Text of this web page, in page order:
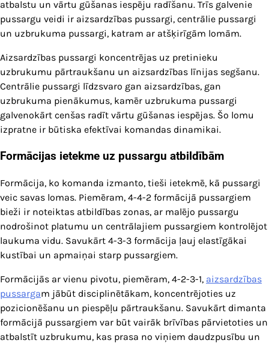
atbalstu un vārtu gūšanas iespēju radīšanu. Trīs galvenie
pussargu veidi ir aizsardzības pussargi, centrālie pussargi
un uzbrukuma pussargi, katram ar atšķirīgām lomām.
Aizsardzības pussargi koncentrējas uz pretinieku
uzbrukumu pārtraukšanu un aizsardzības līnijas segšanu.
Centrālie pussargi līdzsvaro gan aizsardzības, gan
uzbrukuma pienākumus, kamēr uzbrukuma pussargi
galvenokārt cenšas radīt vārtu gūšanas iespējas. Šo lomu
izpratne ir būtiska efektīvai komandas dinamikai.
Formācijas ietekme uz pussargu atbildībām
Formācija, ko komanda izmanto, tieši ietekmē, kā pussargi
veic savas lomas. Piemēram, 4-4-2 formācijā pussargiem
bieži ir noteiktas atbildības zonas, ar malējo pussargu
nodrošinot platumu un centrālajiem pussargiem kontrolējot
laukuma vidu. Savukārt 4-3-3 formācija ļauj elastīgākai
kustībai un apmaiņai starp pussargiem.
Formācijās ar vienu pivotu, piemēram, 4-2-3-1, aizsardzības
pussargam jābūt disciplinētākam, koncentrējoties uz
pozicionēšanu un piespēļu pārtraukšanu. Savukārt dimanta
formācijā pussargiem var būt vairāk brīvības pārvietoties un
atbalstīt uzbrukumu, kas prasa no viņiem daudzpusību un